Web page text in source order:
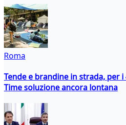
Roma
Tende e brandine in strada, per
Time soluzione ancora lontana